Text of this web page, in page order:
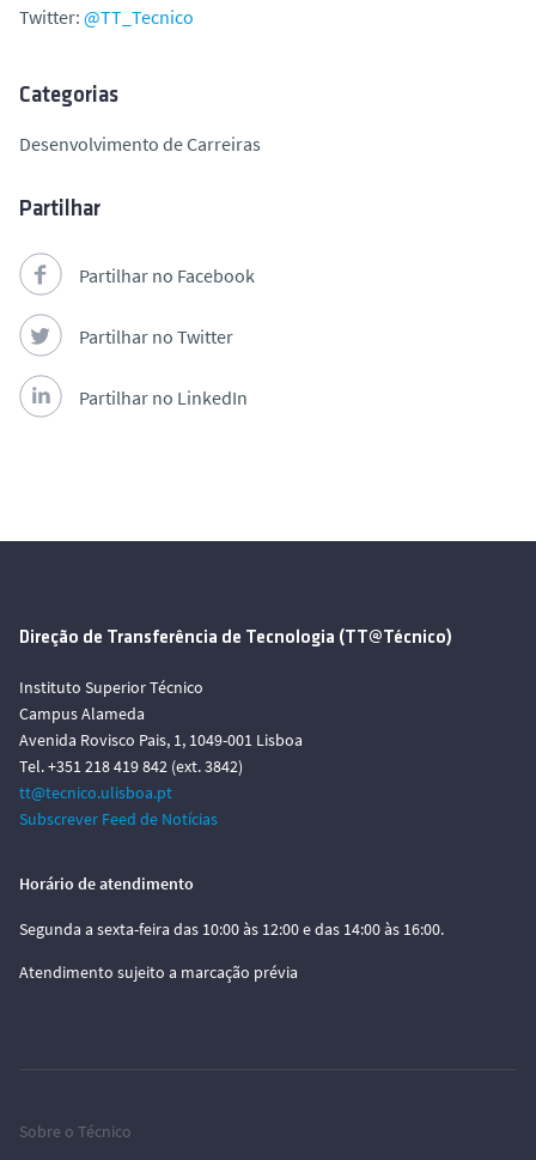
Twitter: @TT_Tecnico
Categorias
Desenvolvimento de Carreiras
Partilhar
Partilhar no Facebook
Partilhar no Twitter
Partilhar no LinkedIn
Direção de Transferência de Tecnologia (TT@Técnico)
Instituto Superior Técnico
Campus Alameda
Avenida Rovisco Pais, 1, 1049-001 Lisboa
Tel. +351 218 419 842 (ext. 3842)
tt@tecnico.ulisboa.pt
Subscrever Feed de Notícias
Horário de atendimento
Segunda a sexta-feira das 10:00 às 12:00 e das 14:00 às 16:00.
Atendimento sujeito a marcação prévia
Sobre o Técnico